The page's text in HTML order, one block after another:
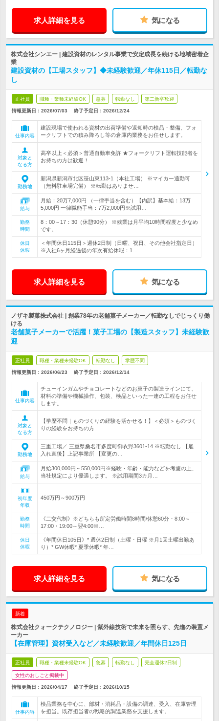
求人詳細を見る 気になる
株式会社シンエー | 建設資材のレンタル事業で安定成長を続ける地域密着企
業
建設資材の【工場スタッフ】◆未経験歓迎／年休115日／転勤な
し
正社員 職種・業種未経験OK 急募 転勤なし 第二新卒歓迎
情報更新日：2026/07/03 終了予定日： 2026/12/24
仕事内容
建設現場で使われる資材の出荷準備や返却時の検品・整備、フォ
ークリフトでの積み降ろし等の倉庫内業務をお任せします。
対象と
なる方
高卒以上＜必須＞普通自動車免許 ★フォークリフト運転技能者を
お持ちの方は歓迎！
勤務地
新潟県新潟市北区笹山東113-1（本社工場） ※マイカー通勤可
（無料駐車場完備） ※転勤はありませ…
給与
月給：20万7,000円 （一律手当を含む）【内訳】基本給：13万
5,000円 一律職能手当：7万2,000円※試用…
勤務
時間
8：00～17：30（休憩90分） ※残業は月平均10時間程度と少なめ
です。
休日
休暇
＜年間休日115日＞週休2日制（日曜、祝日、その他会社指定日）
※入社6ヶ月経過後の年次有給休暇：1…
求人詳細を見る 気になる
ノザキ製菓株式会社 | 創業78年の老舗菓子メーカー／転勤なしでじっくり働
ける
老舗菓子メーカーで活躍！菓子工場の【製造スタッフ】未経験歓
迎
正社員 職種・業種未経験OK 転勤なし 学歴不問
情報更新日：2026/06/23 終了予定日： 2026/12/14
仕事内容
チューインガムやチョコレートなどのお菓子の製造ラインにて、
材料の準備や機械操作、包装、検品といった一連の工程をお任せ
します。
対象と
なる方
【学歴不問｜ものづくりの経験を活かせる！】＜必須＞ものづく
りの経験をお持ちの方
勤務地
三重工場／ 三重県桑名市多度町御衣野3601-14 ※転勤なし 【雇
入れ直後】上記事業所 【変更の…
給与
月給300,000円～550,000円※経験・年齢・能力などを考慮の上、
当社規定により優遇します。 ※試用期間3カ月…
初年度
年収
450万円～900万円
勤務
時間
《二交代制》※どちらも所定労働時間8時間/休憩60分・8:00～
17:00・19:00～翌4:00※…
休日
休暇
《年間休日105日》* 週休2日制（土曜・日曜 ※月1回土曜出勤あ
り）* GW休暇* 夏季休暇* 年…
求人詳細を見る 気になる
新着
株式会社クォークテクノロジー | 紫外線技術で未来を照らす、先進の装置メ
ーカー
【在庫管理】資材受入など／未経験歓迎／年間休日125日
正社員 職種・業種未経験OK 急募 転勤なし 完全週休2日制
女性のおしごと掲載中
情報更新日：2026/04/17 終了予定日： 2026/10/15
仕事内容
検品業務を中心に、部材・消耗品・設備の調達、受入、在庫管理
を担当。既存担当者の戦略的調達業務を支援します。